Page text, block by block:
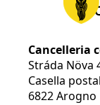
Cancelleria
Stráda Növa
Casella
6822 Arogno